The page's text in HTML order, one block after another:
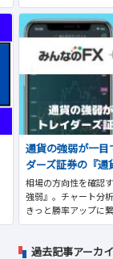
通貨の強弱が一目
ダーズ証券の『通
相場の方向性を確認
強弱』。チャート分
きっと勝率アップに繋
過去記事アーカ